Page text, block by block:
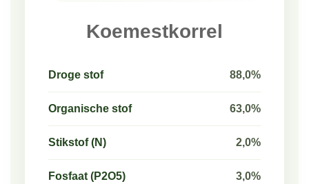
Koemestkorrel
Droge stof 88,0%
Organische stof 63,0%
Stikstof (N) 2,0%
Fosfaat (P2O5) 3,0%